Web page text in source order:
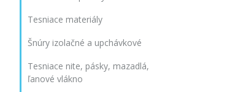
Tesniace materiály
Šnúry izolačné a upchávkové
Tesniace nite, pásky, mazadlá,
ľanové vlákno